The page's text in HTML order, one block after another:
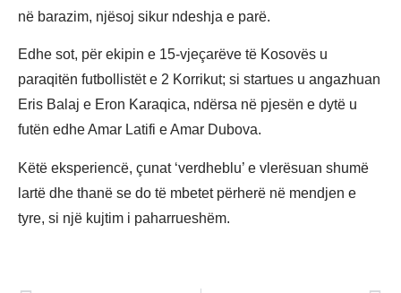
në barazim, njësoj sikur ndeshja e parë.
Edhe sot, për ekipin e 15-vjeçarëve të Kosovës u
paraqitën futbollistët e 2 Korrikut; si startues u angazhuan
Eris Balaj e Eron Karaqica, ndërsa në pjesën e dytë u
futën edhe Amar Latifi e Amar Dubova.
Këtë eksperiencë, çunat ‘verdheblu’ e vlerësuan shumë
lartë dhe thanë se do të mbetet përherë në mendjen e
tyre, si një kujtim i paharrueshëm.